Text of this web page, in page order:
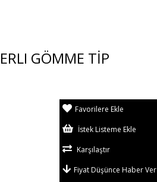
GÖMME TİP
Favorilere Ekle
İstek Listeme Ekle
Karşılaştır
Fiyat Düşünce Haber Ver